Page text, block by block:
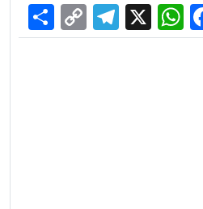
Facebook
WhatsApp
X
Link